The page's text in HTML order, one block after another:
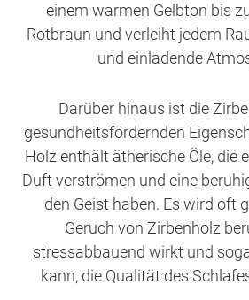
einem warmen Gelbton bis
Rotbraun und verleiht jedem
und einladende
Darüber hinaus ist die
gesundheitsfördernden
Holz enthält ätherische Öle, die
Duft verströmen und eine
den Geist haben. Es wird oft
Geruch von Zirbenholz
stressabbauend wirkt und
kann, die Qualität des